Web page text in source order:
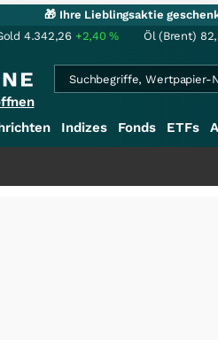
🎁 Ihre Lieblingsaktie
4.342,26 +2,40% Öl (Brent)
Indizes Fonds ETFs